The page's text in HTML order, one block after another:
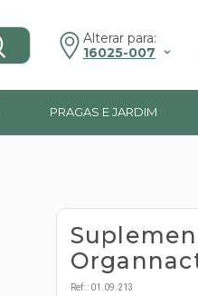
Alterar para:
16025-007
PRAGAS E JARDIM
Ref: : 01.09.213